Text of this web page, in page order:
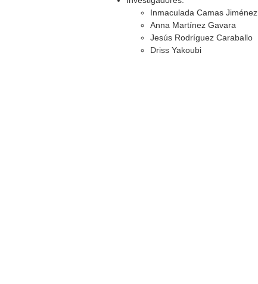
Inmaculada Camas Jiménez
Anna Martínez Gavara
Jesús Rodríguez Caraballo
Driss Yakoubi